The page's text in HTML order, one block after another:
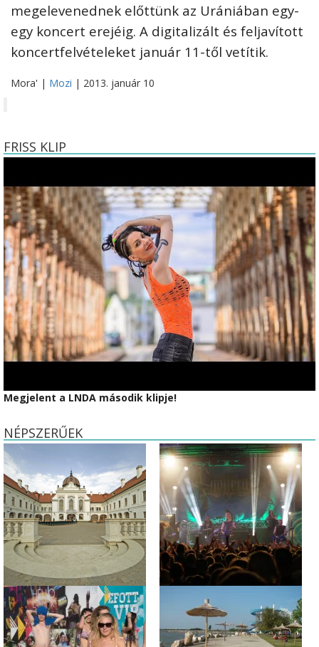
megelevenednek előttünk az Urániában egy-
egy koncert erejéig. A digitalizált és feljavított
koncertfelvételeket január 11-től vetítik.
Mora' | Mozi | 2013. január 10
FRISS KLIP
Megjelent a LNDA második klipje!
NÉPSZERŰEK